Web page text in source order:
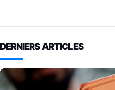
DERNIERS ARTICLES